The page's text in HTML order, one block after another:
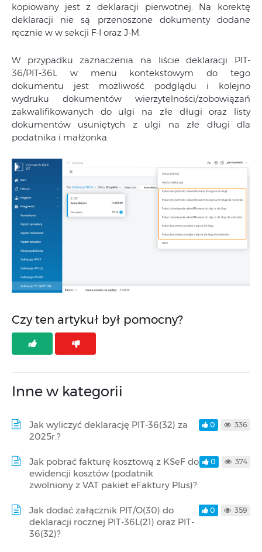
kopiowany jest z deklaracji pierwotnej. Na korektę
deklaracji nie są przenoszone dokumenty dodane
ręcznie w w sekcji F-I oraz J-M.
W przypadku zaznaczenia na liście deklaracji PIT-
36/PIT-36L w menu kontekstowym do tego
dokumentu jest możliwość podglądu i kolejno
wydruku dokumentów wierzytelności/zobowiązań
zakwalifikowanych do ulgi na złe długi oraz listy
dokumentów usuniętych z ulgi na złe długi dla
podatnika i małżonka.
Czy ten artykuł był pomocny?
Inne w kategorii
Jak wyliczyć deklarację PIT-36(32) za
2025r.?
0 336
Jak pobrać fakturę kosztową z KSeF do
ewidencji kosztów (podatnik
zwolniony z VAT pakiet eFaktury Plus)?
0 374
Jak dodać załącznik PIT/O(30) do
deklaracji rocznej PIT-36L(21) oraz PIT-
36(32)?
0 359